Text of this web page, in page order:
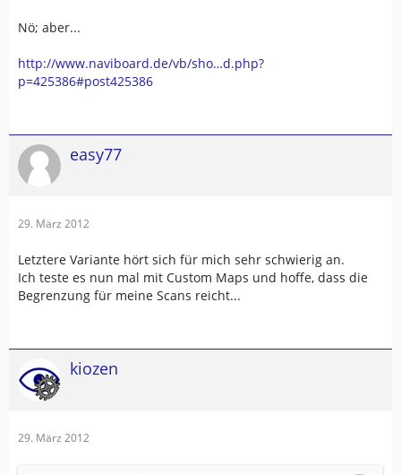
Nö; aber...
http://www.naviboard.de/vb/sho…d.php?
p=425386#post425386
easy77
29. März 2012
Letztere Variante hört sich für mich sehr schwierig an.
Ich teste es nun mal mit Custom Maps und hoffe, dass die
Begrenzung für meine Scans reicht...
kiozen
29. März 2012